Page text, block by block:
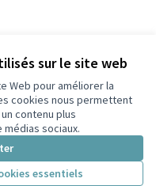
sur le site web
Web pour améliorer la
cookies nous permettent
contenu plus
sociaux.
essentiels
YouTube